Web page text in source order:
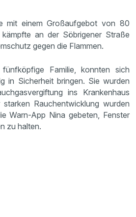
mit einem Großaufgebot von 80
an der Söbrigener Straße
gegen die Flammen.
Familie, konnten sich
in Sicherheit bringen. Sie wurden
ins Krankenhaus
Rauchentwicklung wurden
Warn-App Nina gebeten, Fenster
zu halten.